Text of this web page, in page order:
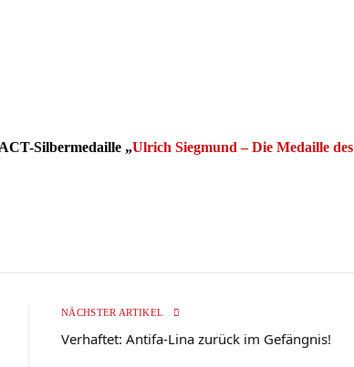
Silbermedaille „Ulrich Siegmund – Die Medaille des
NÄCHSTER ARTIKEL
Verhaftet: Antifa-Lina zurück im Gefängnis!